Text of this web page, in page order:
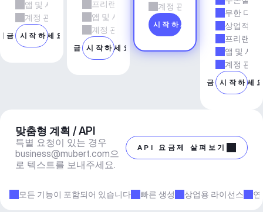
앱 및 서비스
계정 관리자 지원
금 시작하세요
프리랜서 및 에이전시 업무
앱 및 서비스
계정 관리자 지원
지금 시작하세요
계정 관리자 지원
지금 시작하세요
무한 다운
상업적 사
프리랜서
앱 및 서비
계정 관리
지금 시작하세
맞춤형 계획 / API
business@mubert.com으
로 텍스트를 보내주세요.
API 요금제 살펴보기
모든 기능이 포함되어 있습니다 빠른 생성 상업용 라이선스